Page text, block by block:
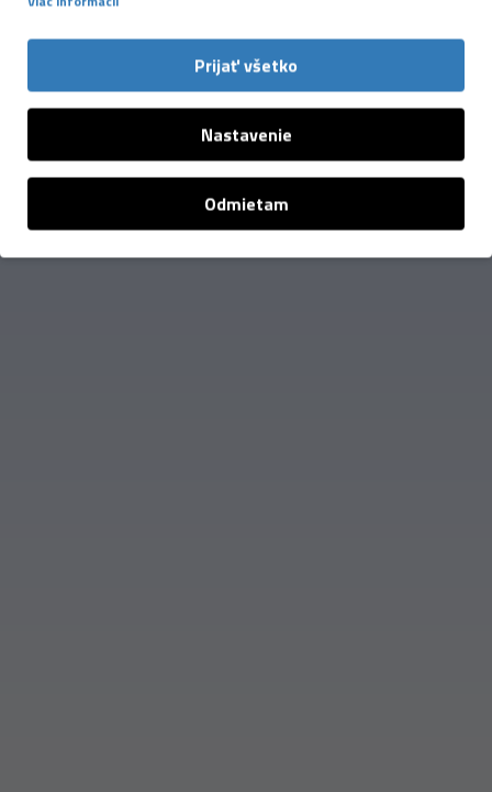
Čelenka H.A.D. Coolmax EcoMade
H.A.D
Prijať všetko
Nastavenie
Odmietam